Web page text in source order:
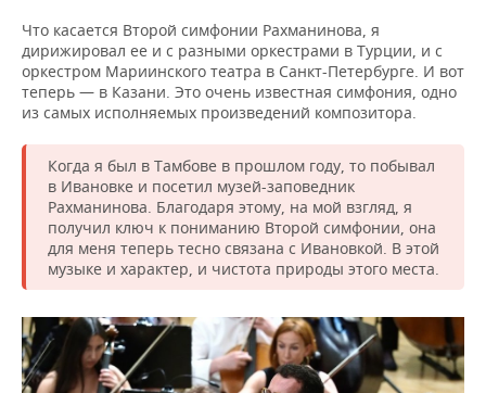
Что касается Второй симфонии Рахманинова, я
дирижировал ее и с разными оркестрами в Турции, и с
оркестром Мариинского театра в Санкт-Петербурге. И вот
теперь — в Казани. Это очень известная симфония, одно
из самых исполняемых произведений композитора.
Когда я был в Тамбове в прошлом году, то побывал
в Ивановке и посетил музей-заповедник
Рахманинова. Благодаря этому, на мой взгляд, я
получил ключ к пониманию Второй симфонии, она
для меня теперь тесно связана с Ивановкой. В этой
музыке и характер, и чистота природы этого места.